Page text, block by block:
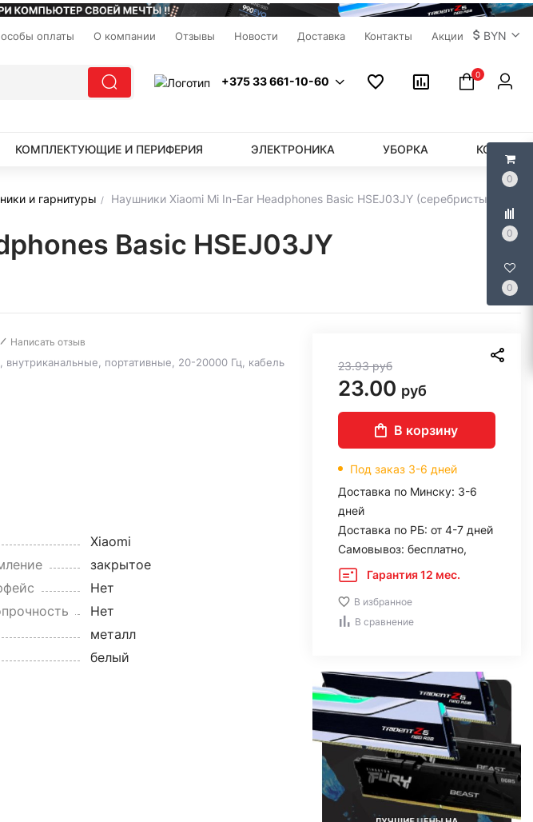
0
0
0
оплаты О компании Отзывы Новости Доставка Контакты Акции BYN
+375 33 661-10-60
0
КОМПЛЕКТУЮЩИЕ И ПЕРИФЕРИЯ ЭЛЕКТРОНИКА УБОРКА
и гарнитуры Наушники Xiaomi Mi In-Ear Headphones Basic HSEJ03JY (серебристый)
Basic HSEJ03JY
Написать отзыв
портативные, 20-20000 Гц, кабель
Xiaomi
закрытое
Нет
Нет
металл
белый
23.93руб
23.00 руб
В корзину
Под заказ 3-6 дней
Доставка по Минску: 3-6
дней
Доставка по РБ: от 4-7 дней
Самовывоз: бесплатно,
Гарантия 12 мес.
В избранное
В сравнение